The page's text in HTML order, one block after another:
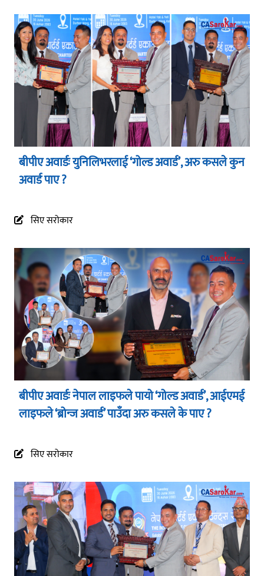
बीपीए अवार्डः युनिलिभरलाई ‘गोल्ड अवार्ड’, अरु कसले कुन
अवार्ड पाए ?
सिए सरोकार
बीपीए अवार्डः नेपाल लाइफले पायो ‘गोल्ड अवार्ड’, आईएमई
लाइफले ‘ब्रोन्ज अवार्ड’ पाउँदा अरु कसले के पाए ?
सिए सरोकार